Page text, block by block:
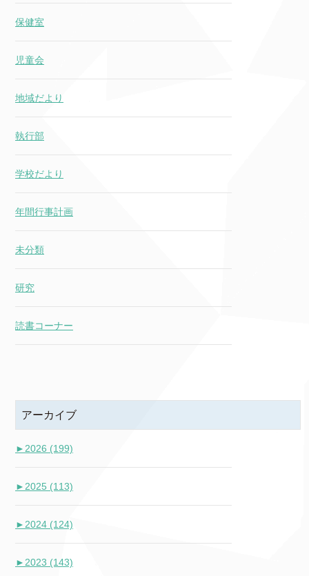
保健室
児童会
地域だより
執行部
学校だより
年間行事計画
未分類
研究
読書コーナー
アーカイブ
► 2026 (199)
► 2025 (113)
► 2024 (124)
► 2023 (143)